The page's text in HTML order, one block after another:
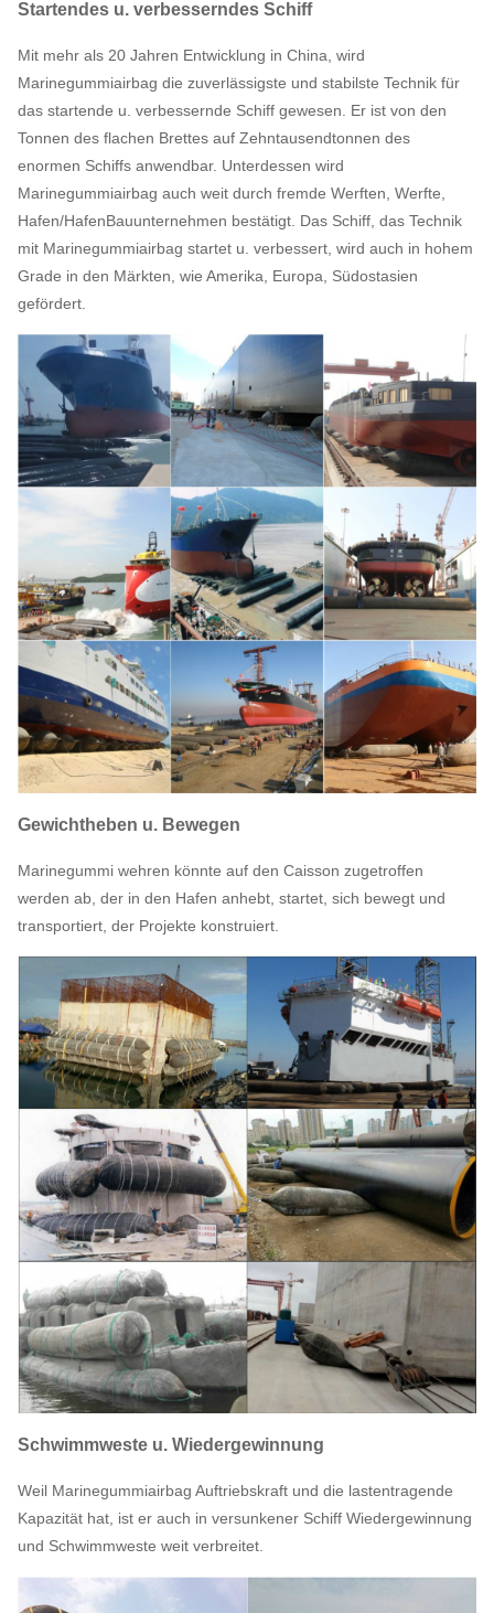
Startendes u. verbesserndes Schiff
Mit mehr als 20 Jahren Entwicklung in China, wird
Marinegummiairbag die zuverlässigste und stabilste Technik für
das startende u. verbessernde Schiff gewesen. Er ist von den
Tonnen des flachen Brettes auf Zehntausendtonnen des
enormen Schiffs anwendbar. Unterdessen wird
Marinegummiairbag auch weit durch fremde Werften, Werfte,
Hafen/HafenBauunternehmen bestätigt. Das Schiff, das Technik
mit Marinegummiairbag startet u. verbessert, wird auch in hohem
Grade in den Märkten, wie Amerika, Europa, Südostasien
gefördert.
Gewichtheben u. Bewegen
Marinegummi wehren könnte auf den Caisson zugetroffen
werden ab, der in den Hafen anhebt, startet, sich bewegt und
transportiert, der Projekte konstruiert.
Schwimmweste u. Wiedergewinnung
Weil Marinegummiairbag Auftriebskraft und die lastentragende
Kapazität hat, ist er auch in versunkener Schiff Wiedergewinnung
und Schwimmweste weit verbreitet.